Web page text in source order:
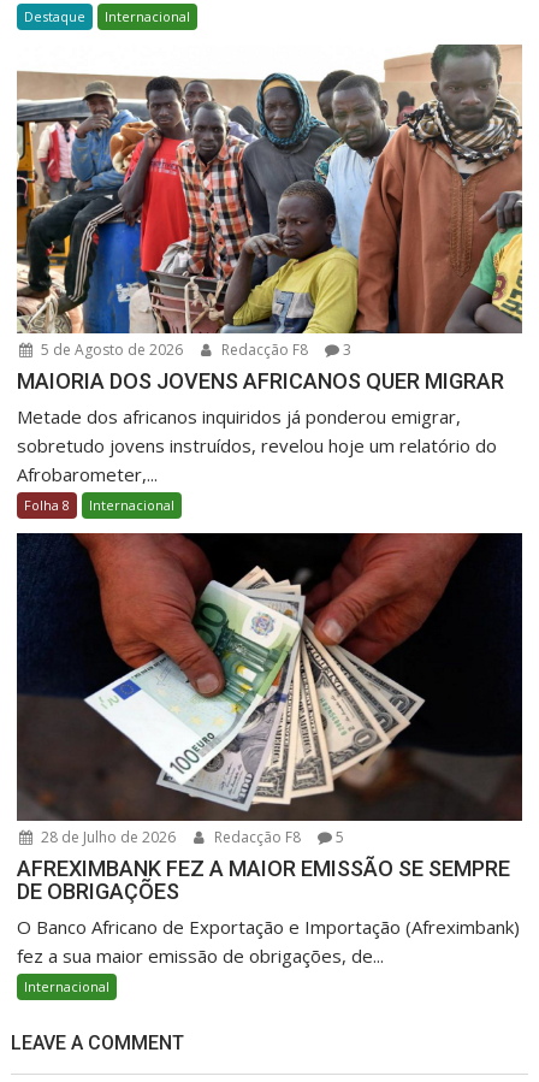
Destaque Internacional
5 de Agosto de 2026 Redacção F8 3
MAIORIA DOS JOVENS AFRICANOS QUER MIGRAR
Metade dos africanos inquiridos já ponderou emigrar,
sobretudo jovens instruídos, revelou hoje um relatório do
Afrobarometer,...
Folha 8 Internacional
28 de Julho de 2026 Redacção F8 5
AFREXIMBANK FEZ A MAIOR EMISSÃO SE SEMPRE
DE OBRIGAÇÕES
O Banco Africano de Exportação e Importação (Afreximbank)
fez a sua maior emissão de obrigações, de...
Internacional
LEAVE A COMMENT